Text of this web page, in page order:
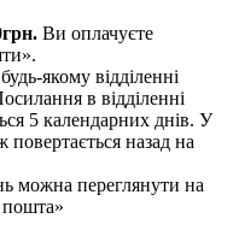
Ви оплачуєте
якому відділенні
в відділенні
5 календарних днів. У
повертається назад на
можна переглянути на
пошта»